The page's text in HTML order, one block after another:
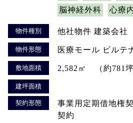
脳神経外科
心療
物件種別 他社物件 建築会社
物件形態 医療モール ビルテ
敷地面積 2,582㎡ （約781坪
建坪面積
契約形態
事業用定期借地権
契約